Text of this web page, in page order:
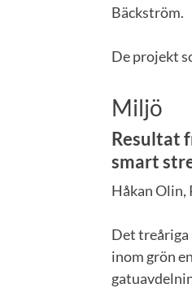
Bäckström.
De projekt
Miljö
Resultat
smart
Håkan Olin,
Det
inom grön